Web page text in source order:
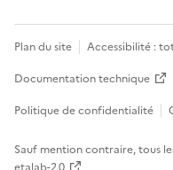
Plan du site Accessibilité :
Documentation technique
Politique de confidentialité
Sauf mention contraire, tous